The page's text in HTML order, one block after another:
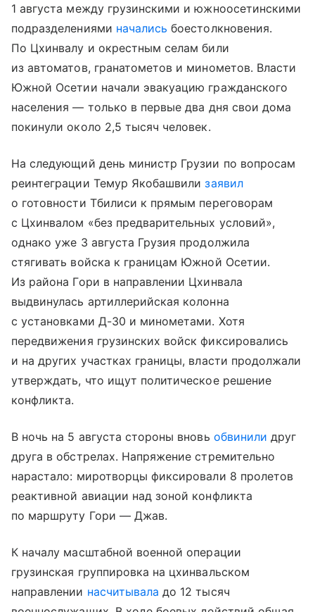
1 августа между грузинскими и южноосетинскими
подразделениями начались боестолкновения.
По Цхинвалу и окрестным селам били
из автоматов, гранатометов и минометов. Власти
Южной Осетии начали эвакуацию гражданского
населения — только в первые два дня свои дома
покинули около 2,5 тысяч человек.
На следующий день министр Грузии по вопросам
реинтеграции Темур Якобашвилизаявил
о готовности Тбилиси к прямым переговорам
с Цхинвалом «без предварительных условий»,
однако уже 3 августа Грузия продолжила
стягивать войска к границам Южной Осетии.
Из района Гори в направлении Цхинвала
выдвинулась артиллерийская колонна
с установками Д-30 и минометами. Хотя
передвижения грузинских войск фиксировались
и на других участках границы, власти продолжали
утверждать, что ищут политическое решение
конфликта.
В ночь на 5 августа стороны вновь обвинили друг
друга в обстрелах. Напряжение стремительно
нарастало: миротворцы фиксировали 8 пролетов
реактивной авиации над зоной конфликта
по маршруту Гори — Джав.
К началу масштабной военной операции
грузинская группировка на цхинвальском
направлении насчитывала до 12 тысяч